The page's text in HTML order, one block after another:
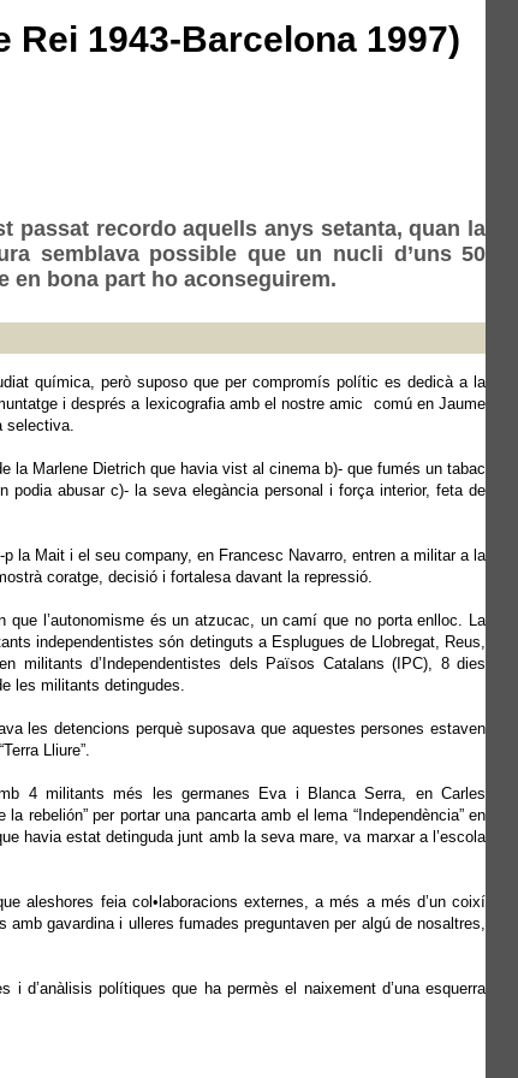
1943-Barcelona 1997)
passat recordo aquells anys setanta, quan la
semblava possible que un nucli d’uns 50
en bona part ho aconseguirem.
química, però suposo que per compromís polític es dedicà a la
i després a lexicografia amb el nostre amic comú en Jaume
selectiva.
la Marlene Dietrich que havia vist al cinema b)- que fumés un tabac
podia abusar c)- la seva elegància personal i força interior, feta de
la Mait i el seu company, en Francesc Navarro, entren a militar a la
coratge, decisió i fortalesa davant la repressió.
que l’autonomisme és un atzucac, un camí que no porta enlloc. La
independentistes són detinguts a Esplugues de Llobregat, Reus,
militants d’Independentistes dels Països Catalans (IPC), 8 dies
les militants detingudes.
les detencions perquè suposava que aquestes persones estaven
Lliure”.
4 militants més les germanes Eva i Blanca Serra, en Carles
rebelión” per portar una pancarta amb el lema “Independència” en
havia estat detinguda junt amb la seva mare, va marxar a l’escola
aleshores feia col•laboracions externes, a més a més d’un coixí
gavardina i ulleres fumades preguntaven per algú de nosaltres,
polítiques que ha permès el naixement d’una esquerra